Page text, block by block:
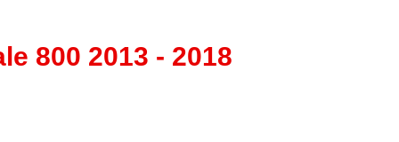
800 2013 - 2018